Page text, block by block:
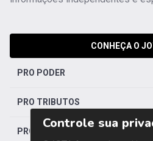
CONHEÇA O
PRO PODER
PRO TRIBUTOS
PRO TRABALHISTA